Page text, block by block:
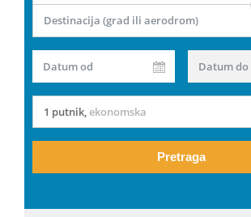
Destinacija (grad ili aerodrom)
Datum od Datum do
1 putnik,ekonomska
Pretraga